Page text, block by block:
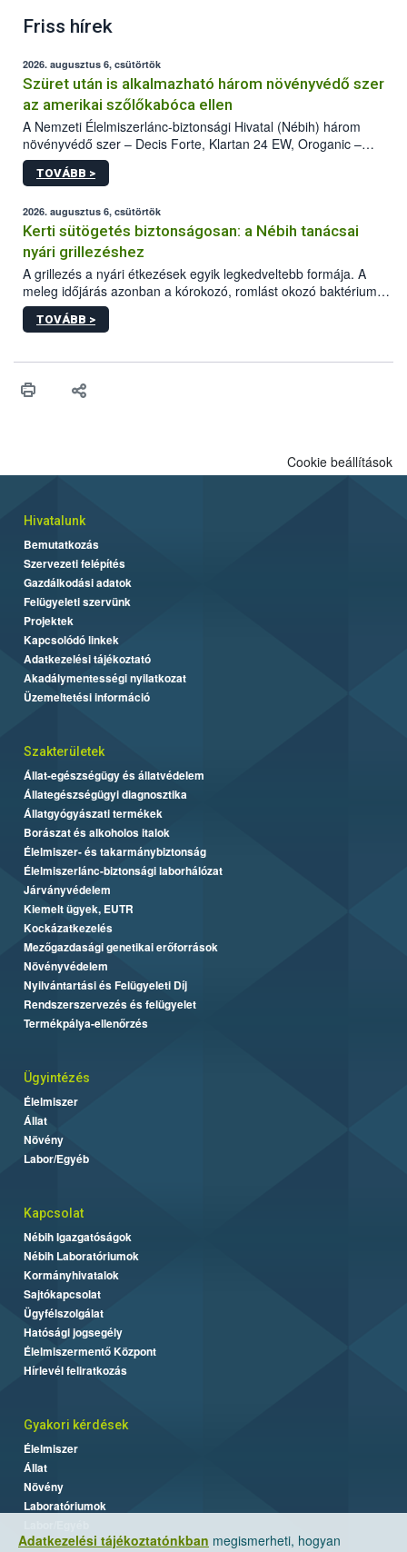
Friss hírek
2026. augusztus 6, csütörtök
Szüret után is alkalmazható három növényvédő szer
az amerikai szőlőkabóca ellen
A Nemzeti Élelmiszerlánc-biztonsági Hivatal (Nébih) három
növényvédő szer – Decis Forte, Klartan 24 EW, Oroganic –
engedélyokiratát módosította, így azok a szüretet követően,
egészen a vesszőérettség (BBCH 91) stádiumáig
érésű szőlőkben is legyen lehetőség a károsító elleni további
védekezésre. Az Oroganic készítmény kis kiszerelésben kiskerti
felhasználók számára is elérhető és ökológiai termesztésben is
engedélyezett.
TOVÁBB >
2026. augusztus 6, csütörtök
Kerti sütögetés biztonságosan: a Nébih tanácsai
nyári grillezéshez
A grillezés a nyári étkezések egyik legkedveltebb formája. A
meleg időjárás azonban a kórokozó, romlást okozó baktériumok
gyorsabb szaporodásának is kedvez. A szabadtéri sütögetés
ezért nem csupán a megfelelő sütési technikáról szól: legalább
higiéniai szabályok betartása, a megfelelő hőkezelés, valamint a
biztonsági Hivatal (Nébih) Oktatási Programja összegyűjtötte a
TOVÁBB >
Adatkezelési tájékoztatónkban megismerheti, hogyan
Cookie beállítások
Hivatalunk
Bemutatkozás
Szervezeti felépítés
Gazdálkodási adatok
Felügyeleti szervünk
Projektek
Kapcsolódó linkek
Adatkezelési tájékoztató
Akadálymentességi nyilatkozat
Üzemeltetési információ
Szakterületek
Állat-egészségügy és állatvédelem
Állategészségügyi diagnosztika
Állatgyógyászati termékek
Borászat és alkoholos italok
Élelmiszer- és takarmánybiztonság
Élelmiszerlánc-biztonsági laborhálózat
Járványvédelem
Kiemelt ügyek, EUTR
Kockázatkezelés
Mezőgazdasági genetikai erőforrások
Növényvédelem
Nyilvántartási és Felügyeleti Díj
Rendszerszervezés és felügyelet
Termékpálya-ellenőrzés
Ügyintézés
Élelmiszer
Állat
Növény
Labor/Egyéb
Kapcsolat
Nébih Igazgatóságok
Nébih Laboratóriumok
Kormányhivatalok
Sajtókapcsolat
Ügyfélszolgálat
Hatósági jogsegély
Élelmiszermentő Központ
Hírlevél feliratkozás
Gyakori kérdések
Élelmiszer
Állat
Növény
Laboratóriumok